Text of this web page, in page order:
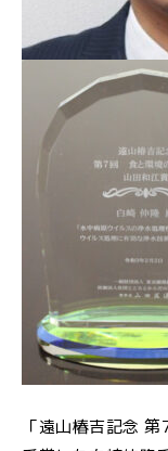
「遠山椿吉記念